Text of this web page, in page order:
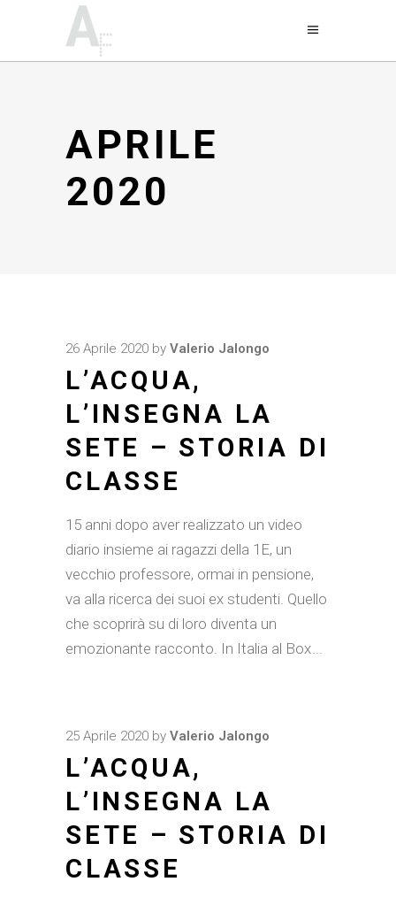
APRILE
2020
26 Aprile 2020 by Valerio Jalongo
L’ACQUA,
L’INSEGNA LA
SETE – STORIA DI
CLASSE
15 anni dopo aver realizzato un video
diario insieme ai ragazzi della 1E, un
vecchio professore, ormai in pensione,
va alla ricerca dei suoi ex studenti. Quello
che scoprirà su di loro diventa un
emozionante racconto. In Italia al Box
25 Aprile 2020 by Valerio Jalongo
L’ACQUA,
L’INSEGNA LA
SETE – STORIA DI
CLASSE